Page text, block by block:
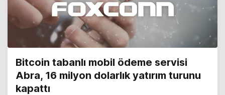
Bitcoin tabanlı mobil ödeme servisi
Abra, 16 milyon dolarlık yatırım turunu
kapattı